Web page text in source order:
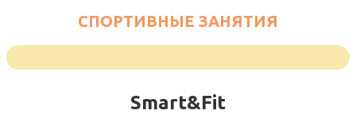
СПОРТИВНЫЕ ЗАНЯТИЯ
Smart&Fit